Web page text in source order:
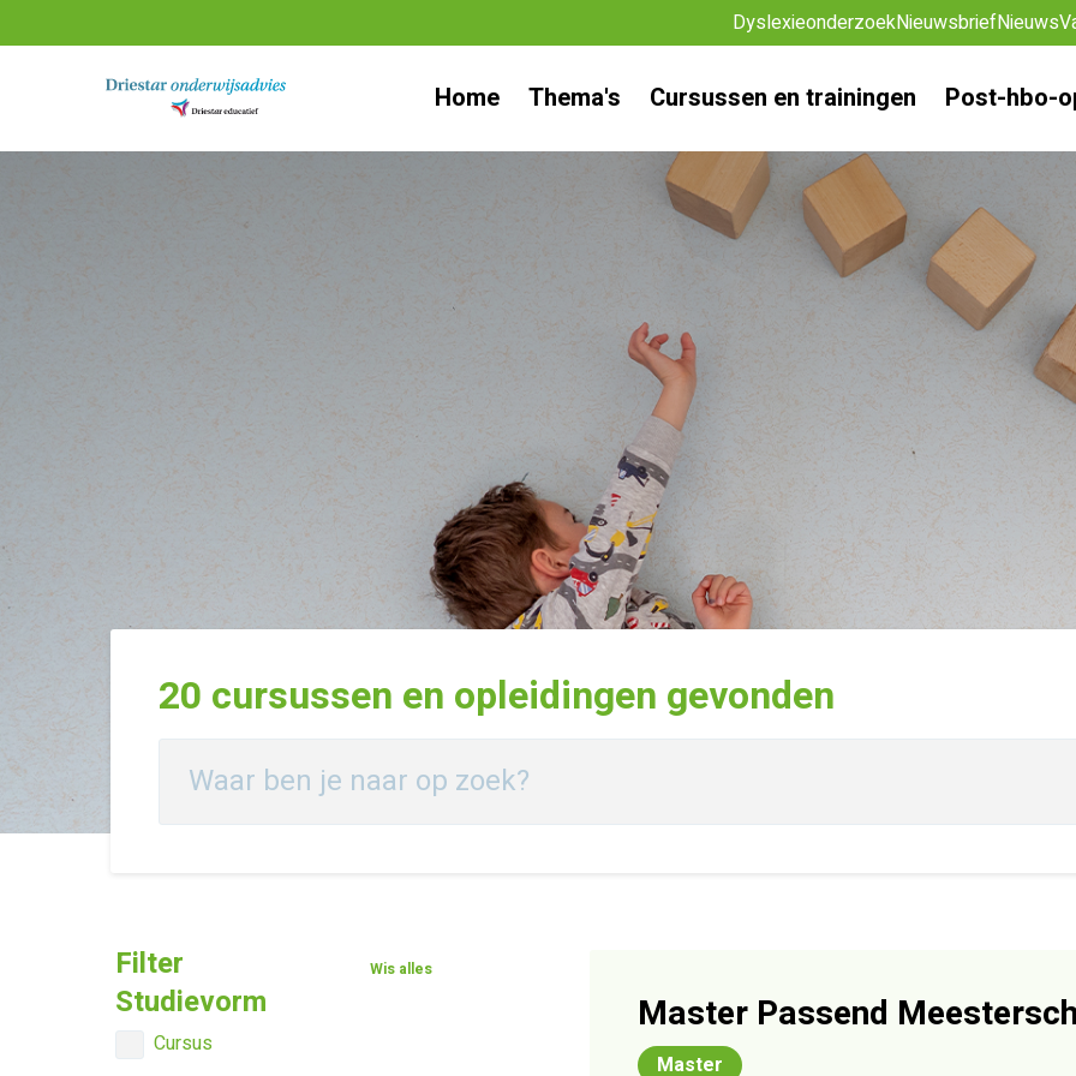
DyslexieonderzoekNieuwsbriefNieuws
Home Thema's Cursussen en trainingen Post-hbo-
20 cursussen en opleidingen gevonden
Filter Wis alles
Studievorm
Cursus
Master Passend
Master